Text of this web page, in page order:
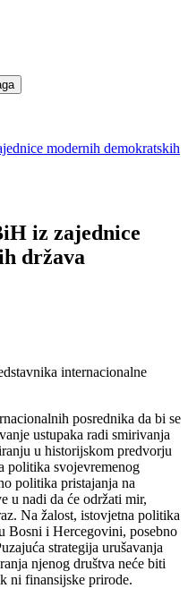
modernih demokratskih
iz zajednice
država
internacionalne
posrednika da bi se
ustupaka radi smirivanja
u historijskom predvorju
politika svojevremenog
politika pristajanja na
u nadi da će održati mir,
Na žalost, istovjetna politika
Bosni i Hercegovini, posebno
strategija urušavanja
njenog društva neće biti
ni finansijske prirode.